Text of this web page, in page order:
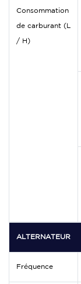
Consommation
de carburant (L
/ H)
ALTERNATEUR
Fréquence